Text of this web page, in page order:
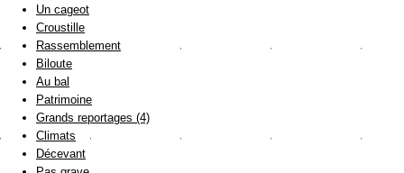
Un cageot
Croustille
Rassemblement
Biloute
Au bal
Patrimoine
Grands reportages (4)
Climats
Décevant